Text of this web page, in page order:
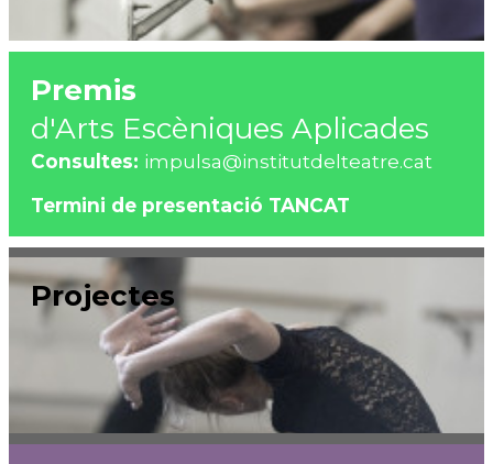
Publicacions: Temes diversos
Premis
d'Arts Escèniques Aplicades
Consultes: impulsa@institutdelteatre.cat
Termini de presentació TANCAT
Projectes